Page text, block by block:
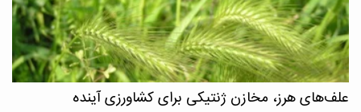
علف‌های هرز، مخازن ژنتیکی برای کشاورزی آینده